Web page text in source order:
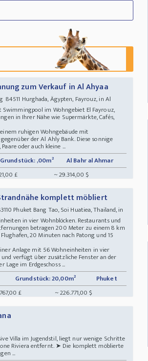
zum Verkauf in Al Ahyaa
Hurghada, Ägypten, Fayrouz, in Al
im Wohngebiet El Fayrouz,
in Ihrer Nähe wie Supermärkte, Cafés,
ruhigen Wohngebäude mit
der Al Ahly Bank. Diese sonnige
oder auch kleine ...
Grundstück: ,00m²
Al Bahr al Ahmar
£ ~ 29.314,00 $
komplett möbliert
Phuket Bang Tao, Soi Huatiea, Thailand, in
in vier Wohnblöcken. Restaurants und
betragen 200 Meter zu einem 8 km
20 Minuten nach Patong und 15
Anlage mit 56 Wohneinheiten in vier
verfügt über zusätzliche Fenster an der
Lage im Erdgeschoss ...
Grundstück: 20,00m²
Phuket
£ ~ 226.771,00 $
Villa im Jugendstil, liegt nur wenige Schritte
Riviera entfernt. ➤ Die komplett möblierte
...